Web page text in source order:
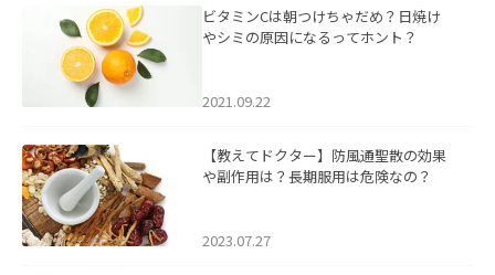
ビタミンCは朝つけちゃだめ？日焼け
やシミの原因になるってホント？
2021.09.22
【教えてドクター】防風通聖散の効果
や副作用は？長期服用は危険なの？
2023.07.27